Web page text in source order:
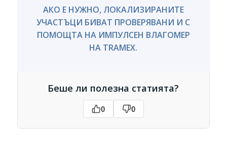
АКО Е НУЖНО, ЛОКАЛИЗИРАНИТЕ
УЧАСТЪЦИ БИВАТ ПРОВЕРЯВАНИ И С
ПОМОЩТА НА ИМПУЛСЕН ВЛАГОМЕР
НА TRAMEX.
Беше ли полезна статията?
0 0